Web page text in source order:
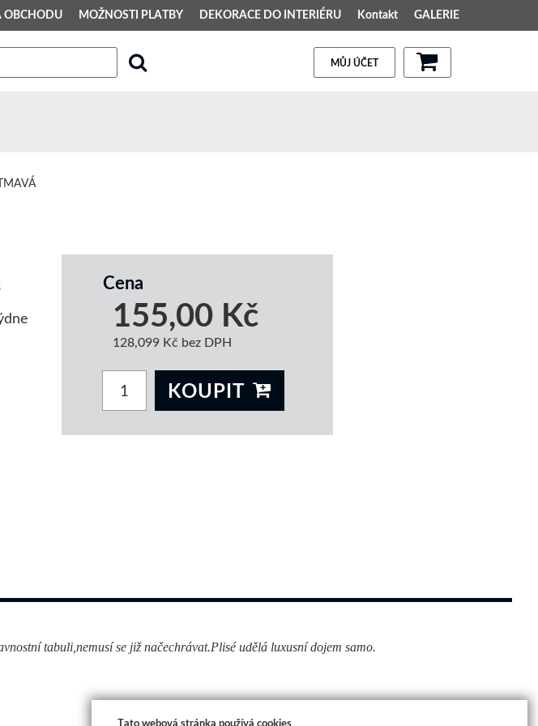
OBCHODU MOŽNOSTI PLATBY DEKORACE DO INTERIÉRU Kontakt GALERIE
MŮJ ÚČET
Cena
155,00 Kč
128,099 Kč bez DPH
KOUPIT
tabuli,nemusí se již načechrávat.Plisé udělá luxusní dojem samo.
Tato webová stránka používá cookies